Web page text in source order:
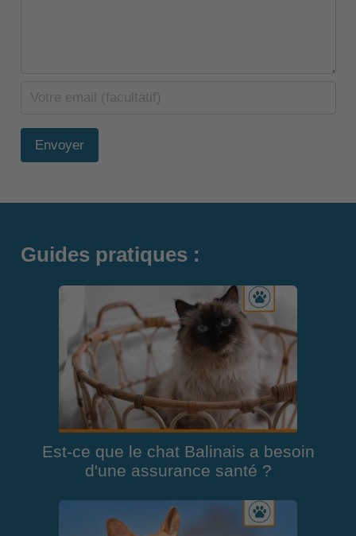
Envoyer
Guides pratiques :
Est-ce que le chat Balinais a besoin
d'une assurance santé ?